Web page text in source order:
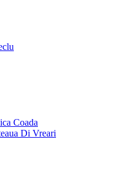
Coada
Di Vreari